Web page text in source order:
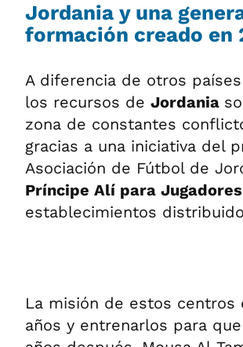
Jordania y una
formación creado en
A diferencia de otros
los recursos de Jordania
zona de constantes
gracias a una iniciativa del
Asociación de Fútbol de
Príncipe Alí para
establecimientos
La misión de estos centros
años y entrenarlos para